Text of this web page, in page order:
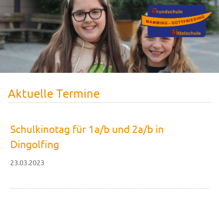
Aktuelle Termine
Schulkinotag für 1a/b und 2a/b in
Dingolfing
23.03.2023